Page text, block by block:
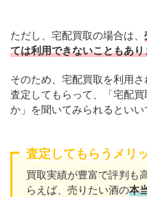
ただし、宅配買取の場合は、
ては利用できないこともあり
そのため、宅配買取を利用
査定してもらって、「宅配
か」を聞いてみられるといい
査定してもらうメリ
買取実績が豊富で評判も
らえば、売りたい酒の本